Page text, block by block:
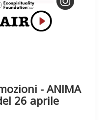
- ANIMA
26 aprile